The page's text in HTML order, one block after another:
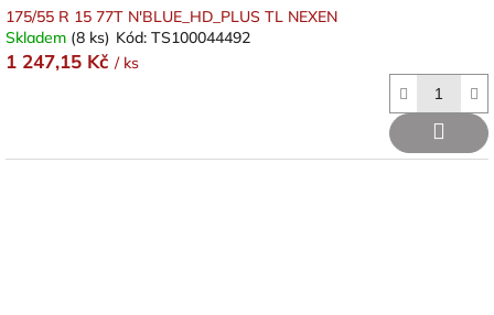
175/55 R 15 77T N'BLUE_HD_PLUS TL NEXEN
Skladem (8 ks) Kód: TS100044492
1 247,15 Kč / ks